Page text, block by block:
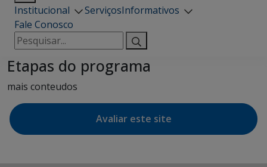
Institucional ServiçosInformativos
Fale Conosco
Pesquisar
por:
Etapas do programa
mais conteudos
Avaliar este site